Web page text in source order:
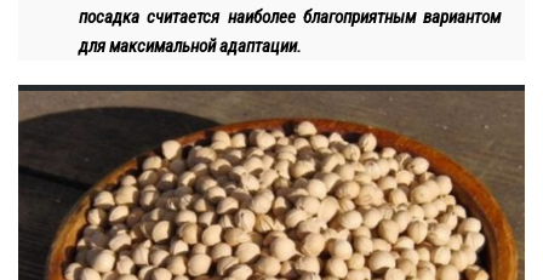
посадка считается наиболее благоприятным вариантом
для максимальной адаптации.